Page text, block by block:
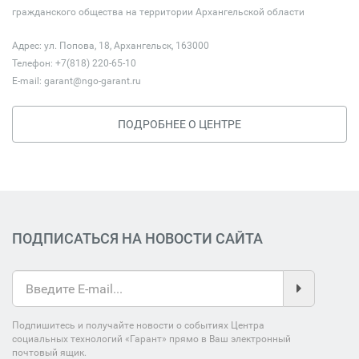
гражданского общества на территории Архангельской области
Адрес: ул. Попова, 18, Архангельск, 163000
Телефон: +7(818) 220-65-10
E-mail: garant@ngo-garant.ru
ПОДРОБНЕЕ О ЦЕНТРЕ
ПОДПИСАТЬСЯ НА НОВОСТИ САЙТА
Подпишитесь и получайте новости о событиях Центра
социальных технологий «Гарант» прямо в Ваш электронный
почтовый ящик.